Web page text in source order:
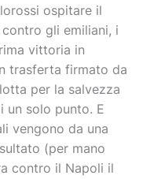
ospitare il
gli emiliani, i
vittoria in
trasferta firmato da
per la salvezza
un solo punto. E
vengono da una
(per mano
contro il Napoli il